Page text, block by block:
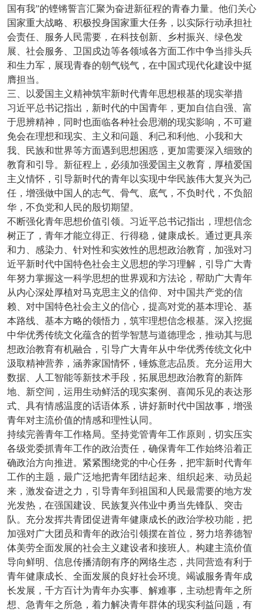
国有我”的铿锵誓言汇聚为奋进新征程的青春力量。他们关心
国家重大战略、积极投身国家重大任务，以实际行动承担社
会责任、服务人民需要，在科技创新、乡村振兴、绿色发
展、社会服务、卫国戍边等各领域各方面工作中争当排头兵
和生力军，展现青春的朝气锐气，在中国式现代化建设中挺
膺担当。
三、以爱国主义精神筑牢新时代青年思想根基的现实举措
习近平总书记指出，新时代的中国青年，更加自信自强、富
于思辨精神，同时也面临各种社会思潮的现实影响，不可避
免会在理想和现实、主义和问题、利己和利他、小我和大
我、民族和世界等方面遇到思想困惑，更加需要深入细致的
教育和引导。新征程上，必须加强爱国主义教育，厚植爱国
主义情怀，引导新时代的青年以实现中华民族伟大复兴为己
任，增强做中国人的志气、骨气、底气，不负时代，不负韶
华，不负党和人民的殷切期望。
不断强化青年思想价值引领。习近平总书记指出，理想信念
树正了，青年才能立得正、行得稳，健康成长。通过更具亲
和力、感染力、针对性和实效性的思想政治教育，加强对习
近平新时代中国特色社会主义思想的学习理解，引导广大青
年努力掌握这一科学思想的世界观和方法论，帮助广大青年
从内心深处厚植对马克思主义的信仰、对中国共产党的信
赖、对中国特色社会主义的信心，提高对党的基本理论、基
本路线、基本方略的领悟力，筑牢理想信念根基。深入挖掘
中华优秀传统文化蕴含的哲学智慧与道德理念，推动其与思
想政治教育有机融合，引导广大青年从中华优秀传统文化中
汲取精神营养，涵养家国情怀，锤炼意志品质。充分运用大
数据、人工智能等新技术手段，拓展思想政治教育的新阵
地、新空间，运用生动鲜活的现实案例、喜闻乐见的表达形
式、具有情感温度的话语体系，讲好新时代中国故事，增强
青年对主流价值的情感和理性认同。
持续完善青年工作格局。坚持党管青年工作原则，切实压实
各级党委抓青年工作的政治责任，确保青年工作始终沿着正
确政治方向推进。紧紧围绕党的中心任务，把牢新时代青年
工作的主题，最广泛地把青年团结起来、组织起来、动员起
来，激发奋进之力，引导青年到祖国和人民最需要的地方发
光发热，在强国建设、民族复兴伟业中勇当先锋队、突击
队。充分发挥共青团促进青年健康成长的政治学校功能，把
加强对广大团员和青年的政治引领摆在首位，努力培养德智
体美劳全面发展的社会主义建设者和接班人。构建主流价值
导向鲜明、信息传播清朗有序的网络生态，共同营造有利于
青年健康成长、全面发展的良好社会环境。竭诚服务青年成
长发展，千方百计为青年办实事、解难事，主动想青年之所
想、急青年之所急，着力解决青年群体的现实利益问题，有